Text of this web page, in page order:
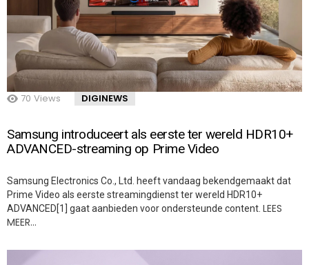
70 Views DIGINEWS
Samsung introduceert als eerste ter wereld HDR10+
ADVANCED-streaming op Prime Video
Samsung Electronics Co., Ltd. heeft vandaag bekendgemaakt dat
Prime Video als eerste streamingdienst ter wereld HDR10+
ADVANCED[1] gaat aanbieden voor ondersteunde content. LEES
MEER…